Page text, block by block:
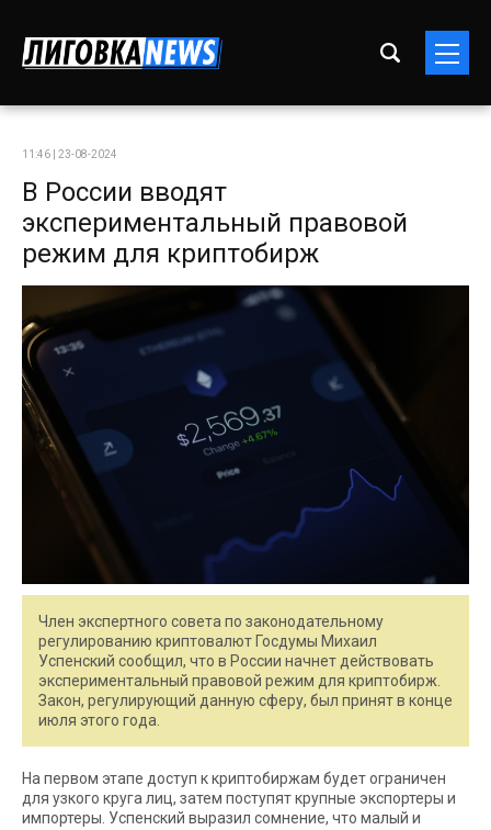
11:46 | 23-08-2024
В России вводят
экспериментальный правовой
режим для криптобирж
Член экспертного совета по законодательному
регулированию криптовалют Госдумы Михаил
Успенский сообщил, что в России начнет действовать
экспериментальный правовой режим для криптобирж.
Закон, регулирующий данную сферу, был принят в конце
июля этого года.
На первом этапе доступ к криптобиржам будет ограничен
для узкого круга лиц, затем поступят крупные экспортеры и
импортеры. Успенский выразил сомнение, что малый и